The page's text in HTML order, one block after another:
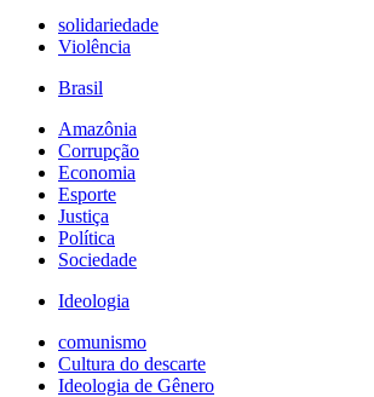
solidariedade
Violência
Brasil
Amazônia
Corrupção
Economia
Esporte
Justiça
Política
Sociedade
Ideologia
comunismo
Cultura do descarte
Ideologia de Gênero